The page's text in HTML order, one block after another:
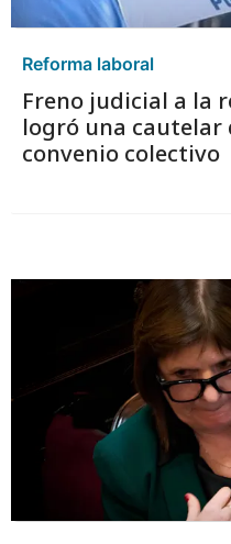
Reforma laboral
Freno judicial a la
logró una cautelar
convenio colectivo